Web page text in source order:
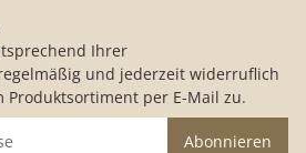
Ihrer
und jederzeit widerruflich
per E-Mail zu.
Abonnieren